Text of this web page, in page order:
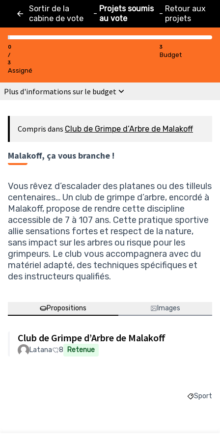
Sortir de la
cabine de vote
-
Projets soumis
au vote
-
Retour aux
projets
0
/
3
Assigné
3
Budget
Plus d'informations sur le budget
Compris dans Club de Grimpe d’Arbre de Malakoff
Malakoff, ça vous branche !
Vous rêvez d’escalader des platanes ou des tilleuls
centenaires… Un club de grimpe d’arbre, encordé à
Malakoff, propose de rendre cette discipline
accessible de 7 à 107 ans. Cette pratique sportive
allie sensations fortes et respect de la nature,
sans impact sur les arbres ou risque pour les
grimpeurs. Le club vous accompagnera avec du
matériel adapté, des techniques spécifiques et
des instructeurs qualifiés.
Propositions Images
Club de Grimpe d’Arbre de Malakoff
Latana 8 Retenue
Filtrer
Sport